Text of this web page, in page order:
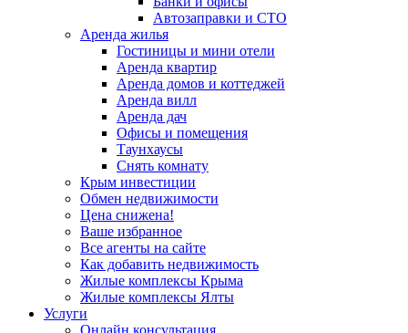
Автозаправки и СТО
Аренда жилья
Гостиницы и мини отели
Аренда квартир
Аренда домов и коттеджей
Аренда вилл
Аренда дач
Офисы и помещения
Таунхаусы
Снять комнату
Крым инвестиции
Обмен недвижимости
Цена снижена!
Ваше избранное
Все агенты на сайте
Как добавить недвижимость
Жилые комплексы Крыма
Жилые комплексы Ялты
Услуги
Онлайн консультация